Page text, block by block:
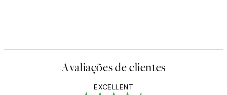
Avaliações de clientes
EXCELLENT